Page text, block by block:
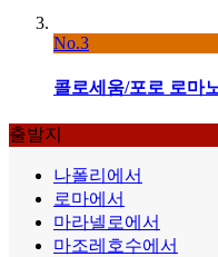
No.3
콜로세움/포로 로마
출발지
나폴리에서
로마에서
마라넬로에서
마조레호수에서